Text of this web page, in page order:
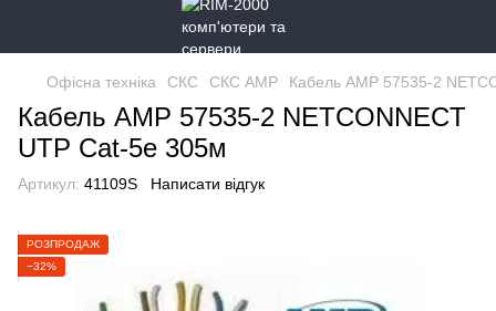
Офісна техніка СКС СКС AMP Кабель AMP 57535-2
Кабель AMP 57535-2 NETCONNECT
UTP Cat-5e 305м
Артикул: 41109S Написати відгук
РОЗПРОДАЖ
−32%